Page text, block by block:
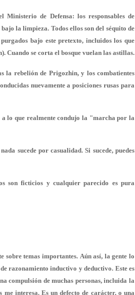
de Defensa: los responsables de
la limpieza. Todos ellos son del séquito de
bajo este pretexto, incluidos los que
Cuando se corta el bosque vuelan las astillas.
la rebelión de Prigozhin, y los combatientes
nuevamente a posiciones rusas para
a lo que realmente condujo la "marcha por la
sucede por casualidad. Si sucede, puedes
son ficticios y cualquier parecido es pura
sobre temas importantes. Aún así, la gente lo
razonamiento inductivo y deductivo. Este es
compulsión de muchas personas, incluida la
interesa. Es un defecto de carácter, o una